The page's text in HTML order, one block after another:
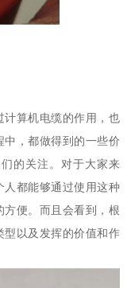
计算机电缆的作用，也
，都做得到的一些价
的关注。对于大家来
都能够通过使用这种
便。而且会看到，根
型以及发挥的价值和作